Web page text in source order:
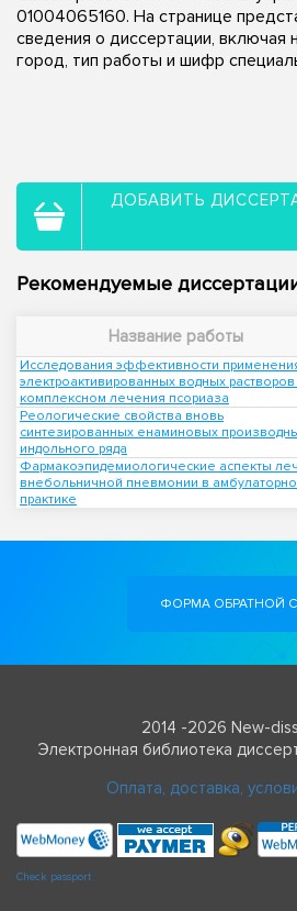
01004065160. На странице
сведения о диссертации, включая
город, тип работы и шифр
ДОБАВИТЬ
Рекомендуемые
Название работы
Исследования эффективности
электроактивированных водных растворов
комплексном лечения псориаза
Реологические свойства вновь
синтезированных енаминовых
индольного ряда
Фармакоэпидемиологические аспекты
внебольничной пневмонии в
практике
ФОРМА ОБРАТНОЙ
2014 -2026 New-
Электронная библиотека
Оплата, доставка,
Check passport